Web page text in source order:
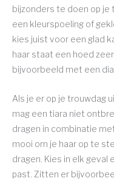
bijzonders te doen op je
een kleurspoeling of
kies juist voor een glad
haar staat een hoed
bijvoorbeeld met een
Als je er op je trouwdag
mag een tiara niet
dragen in combinatie
mooi om je haar op te
dragen. Kies in elk geval
past. Zitten er